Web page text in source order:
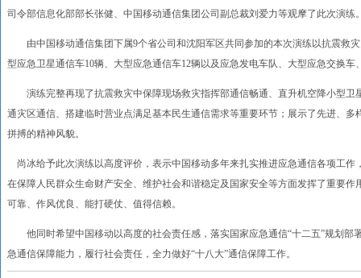
司令部信息化部部长张健、中国移动通信集团公司副总裁刘爱力等观摩了此次演练
由中国移动通信集团下属9个省公司和沈阳军区共同参加的本次演练以抗震救
型应急卫星通信车10辆、大型应急通信车12辆以及应急发电车队、大型应急交换
演练完整再现了抗震救灾中保障现场救灾指挥部通信畅通、直升机空降小型卫
通灾区通信、搭建临时营业点满足基本民生通信需求等重要环节；展示了先进、
拼搏的精神风貌。
尚冰给予此次演练以高度评价，表示中国移动多年来扎实推进应急通信各项工
在保障人民群众生命财产安全、维护社会和谐稳定及国家安全等方面发挥了重要
可靠、作风优良、能打硬仗、值得信赖。
他同时希望中国移动以高度的社会责任感，落实国家应急通信“十二五”规划部
急通信保障能力，履行社会责任，全力做好“十八大”通信保障工作。